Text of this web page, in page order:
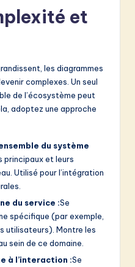
et
les diagrammes
complexes. Un seul
de l’écosystème peut
adoptez une approche
du système
principaux et leurs
Utilisé pour l’intégration
du service :Se
spécifique (par exemple,
utilisateurs). Montre les
sein de ce domaine.
à l’interaction :Se